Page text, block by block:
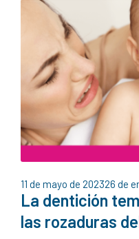
11 de mayo de 202326 de
La dentición
las rozaduras